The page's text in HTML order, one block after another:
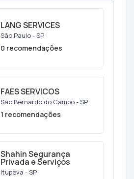
LANG SERVICES
São Paulo - SP
0 recomendações
FAES SERVICOS
São Bernardo do Campo - SP
1 recomendações
Shahin Segurança
Privada e Serviços
Itupeva - SP